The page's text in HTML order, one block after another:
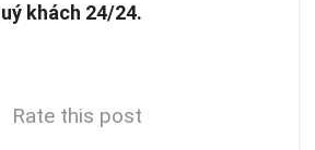
khách 24/24.
Rate this post